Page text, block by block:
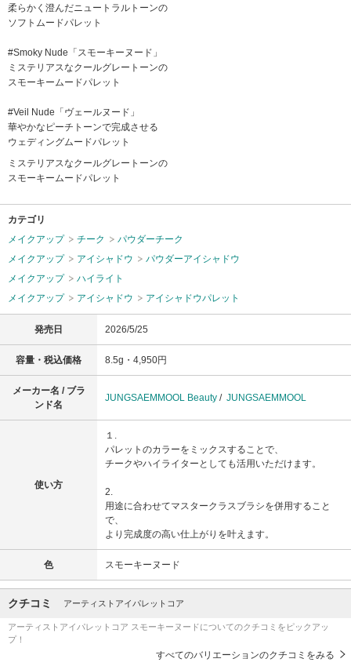
柔らかく澄んだニュートラルトーンの
ソフトムードパレット
#Smoky Nude「スモーキーヌード」
ミステリアスなクールグレートーンの
スモーキームードパレット
#Veil Nude「ヴェールヌード」
華やかなピーチトーンで完成させる
ウェディングムードパレット
ミステリアスなクールグレートーンの
スモーキームードパレット
カテゴリ
メイクアップ
チーク
パウダーチーク
メイクアップ
アイシャドウ
パウダーアイシャドウ
メイクアップ
ハイライト
メイクアップ
アイシャドウ アイシャドウパレット
発売日 2026/5/25
容量・税込価格 8.5g・4,950円
メーカー名 / ブラ
ンド名
JUNGSAEMMOOL Beauty / JUNGSAEMMOOL
使い方
１.
パレットのカラーをミックスすることで、
チークやハイライターとしても活用いただけます。
2.
用途に合わせてマスタークラスブラシを併用すること
で、
より完成度の高い仕上がりを叶えます。
色 スモーキーヌード
クチコミ アーティストアイパレットコア
アーティストアイパレットコア スモーキーヌードについてのクチコミをピックアッ
プ！
すべてのバリエーションのクチコミをみる